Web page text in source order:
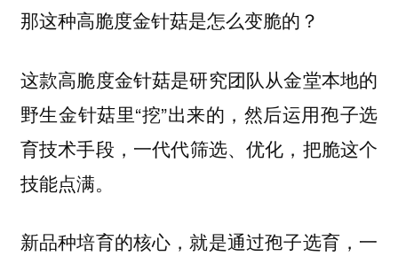
那这种高脆度金针菇是怎么变脆的？
这款高脆度金针菇是研究团队从金堂本地的
野生金针菇里“挖”出来的，然后运用孢子选
育技术手段，一代代筛选、优化，把脆这个
技能点满。
新品种培育的核心，就是通过孢子选育，一